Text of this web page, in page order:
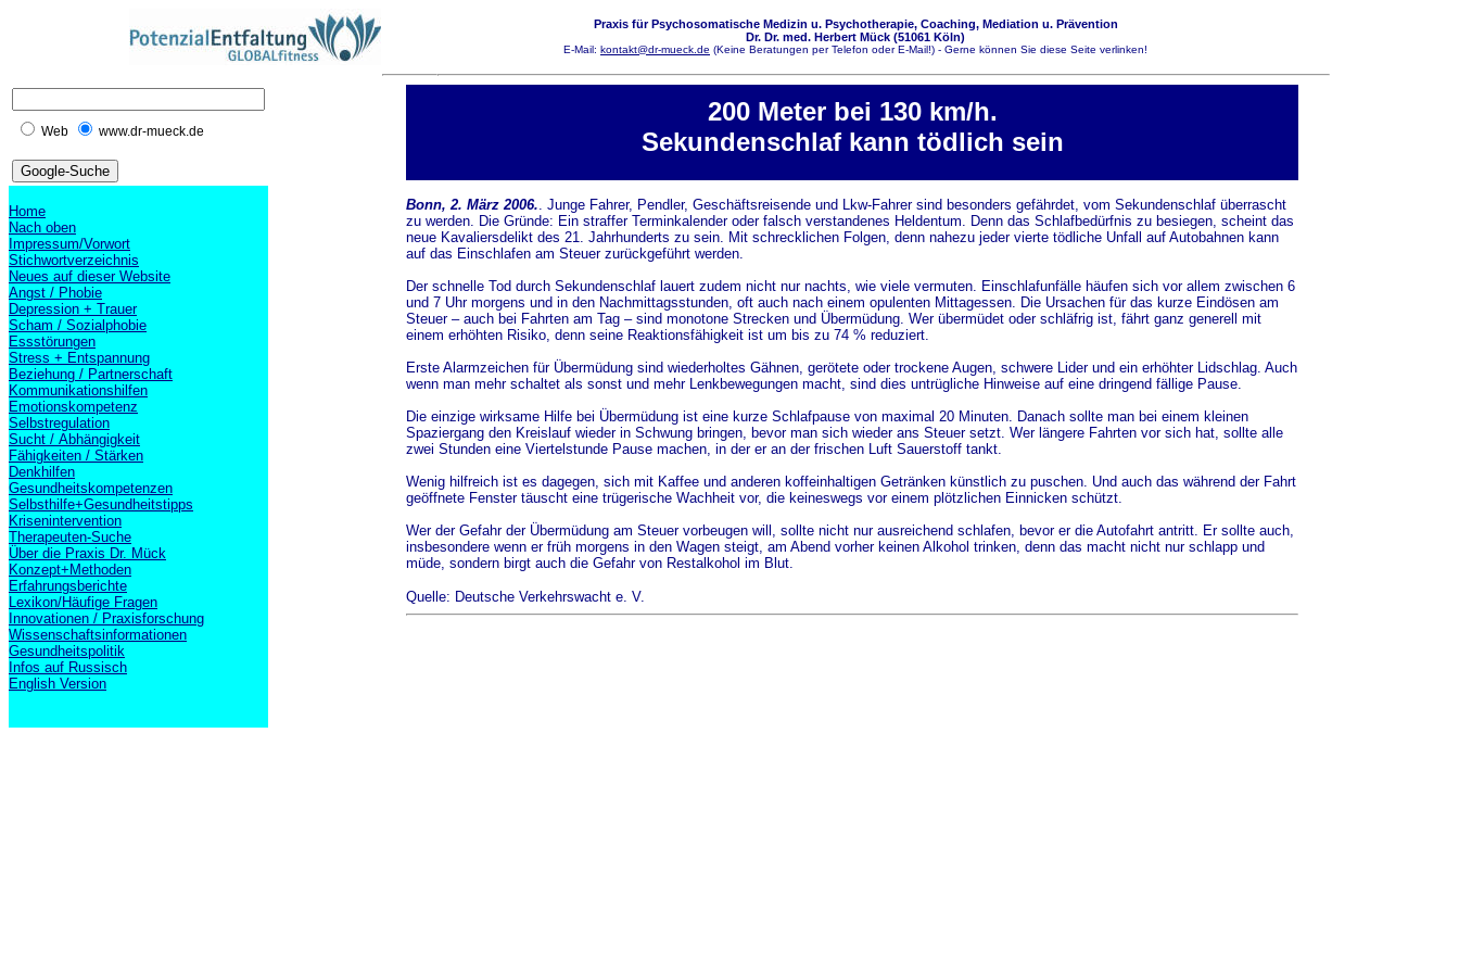
Praxis für Psychosomatische Medizin u. Psychotherapie, Coaching, Mediation u. Prävention
Dr. Dr. med. Herbert Mück (51061 Köln)
E-Mail: kontakt@dr-mueck.de (Keine Beratungen per Telefon oder E-Mail!) - Gerne können Sie diese Seite verlinken!
Web www.dr-mueck.de
Home
Nach oben
Impressum/Vorwort
Stichwortverzeichnis
Neues auf dieser Website
Angst / Phobie
Depression + Trauer
Scham / Sozialphobie
Essstörungen
Stress + Entspannung
Beziehung / Partnerschaft
Kommunikationshilfen
Emotionskompetenz
Selbstregulation
Sucht / Abhängigkeit
Fähigkeiten / Stärken
Denkhilfen
Gesundheitskompetenzen
Selbsthilfe+Gesundheitstipps
Krisenintervention
Therapeuten-Suche
Über die Praxis Dr. Mück
Konzept+Methoden
Erfahrungsberichte
Lexikon/Häufige Fragen
Innovationen / Praxisforschung
Wissenschaftsinformationen
Gesundheitspolitik
Infos auf Russisch
English Version
200 Meter bei 130 km/h.
Sekundenschlaf kann tödlich sein
Bonn, 2. März 2006.. Junge Fahrer, Pendler, Geschäftsreisende und Lkw-Fahrer sind besonders gefährdet, vom Sekundenschlaf überrascht
zu werden. Die Gründe: Ein straffer Terminkalender oder falsch verstandenes Heldentum. Denn das Schlafbedürfnis zu besiegen, scheint das
neue Kavaliersdelikt des 21. Jahrhunderts zu sein. Mit schrecklichen Folgen, denn nahezu jeder vierte tödliche Unfall auf Autobahnen kann
auf das Einschlafen am Steuer zurückgeführt werden.
Der schnelle Tod durch Sekundenschlaf lauert zudem nicht nur nachts, wie viele vermuten. Einschlafunfälle häufen sich vor allem zwischen 6
und 7 Uhr morgens und in den Nachmittagsstunden, oft auch nach einem opulenten Mittagessen. Die Ursachen für das kurze Eindösen am
Steuer – auch bei Fahrten am Tag – sind monotone Strecken und Übermüdung. Wer übermüdet oder schläfrig ist, fährt ganz generell mit
einem erhöhten Risiko, denn seine Reaktionsfähigkeit ist um bis zu 74 % reduziert.
Erste Alarmzeichen für Übermüdung sind wiederholtes Gähnen, gerötete oder trockene Augen, schwere Lider und ein erhöhter Lidschlag. Auch
wenn man mehr schaltet als sonst und mehr Lenkbewegungen macht, sind dies untrügliche Hinweise auf eine dringend fällige Pause.
Die einzige wirksame Hilfe bei Übermüdung ist eine kurze Schlafpause von maximal 20 Minuten. Danach sollte man bei einem kleinen
Spaziergang den Kreislauf wieder in Schwung bringen, bevor man sich wieder ans Steuer setzt. Wer längere Fahrten vor sich hat, sollte alle
zwei Stunden eine Viertelstunde Pause machen, in der er an der frischen Luft Sauerstoff tankt.
Wenig hilfreich ist es dagegen, sich mit Kaffee und anderen koffeinhaltigen Getränken künstlich zu puschen. Und auch das während der Fahrt
geöffnete Fenster täuscht eine trügerische Wachheit vor, die keineswegs vor einem plötzlichen Einnicken schützt.
Wer der Gefahr der Übermüdung am Steuer vorbeugen will, sollte nicht nur ausreichend schlafen, bevor er die Autofahrt antritt. Er sollte auch,
insbesondere wenn er früh morgens in den Wagen steigt, am Abend vorher keinen Alkohol trinken, denn das macht nicht nur schlapp und
müde, sondern birgt auch die Gefahr von Restalkohol im Blut.
Quelle: Deutsche Verkehrswacht e. V.